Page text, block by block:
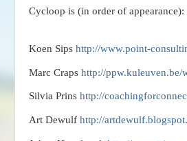
Cycloop is (in order of appearance):
Koen Sips http://www.point-
Marc Craps http://ppw.kuleuven.be/
Silvia Prins http://
Art Dewulf http://